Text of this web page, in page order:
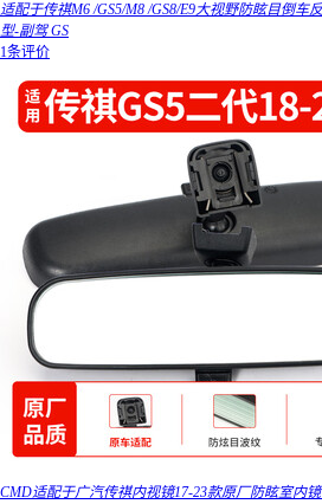
适配于传祺M6 /GS5/M8 /GS8/E9大视野防眩目倒车
型-副驾 GS
1条评价
CMD适配于广汽传祺内视镜17-23款原厂防眩室内